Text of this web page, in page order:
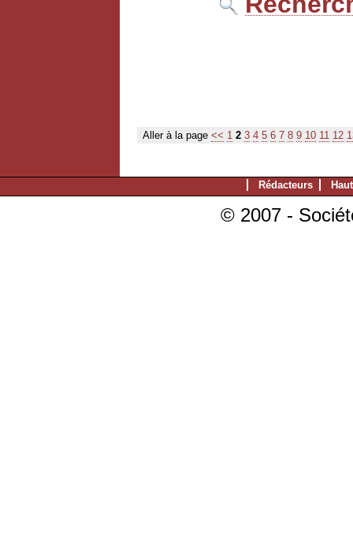
Aller à la page << 1 2 3 4 5 6 7 8 9 10 11 12
Rédacteurs
© 2007 -